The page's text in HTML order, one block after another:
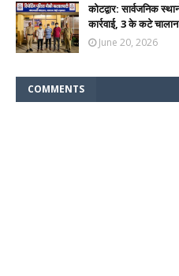
कोटद्वार: सार्वजनिक
कार्रवाई, 3 के कटे चालान
June 20, 2026
COMMENTS